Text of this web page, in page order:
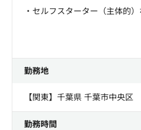
・セルフスターター（主体的
勤務地
【関東】千葉県 千葉市中央区
勤務時間